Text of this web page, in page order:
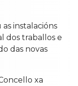
instalacións
dos traballos e
das novas
xa